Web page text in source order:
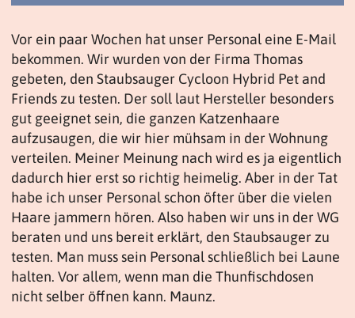
Vor ein paar Wochen hat unser Personal eine E-Mail
bekommen. Wir wurden von der Firma Thomas
gebeten, den Staubsauger Cycloon Hybrid Pet and
Friends zu testen. Der soll laut Hersteller besonders
gut geeignet sein, die ganzen Katzenhaare
aufzusaugen, die wir hier mühsam in der Wohnung
verteilen. Meiner Meinung nach wird es ja eigentlich
dadurch hier erst so richtig heimelig. Aber in der Tat
habe ich unser Personal schon öfter über die vielen
Haare jammern hören. Also haben wir uns in der WG
beraten und uns bereit erklärt, den Staubsauger zu
testen. Man muss sein Personal schließlich bei Laune
halten. Vor allem, wenn man die Thunfischdosen
nicht selber öffnen kann. Maunz.